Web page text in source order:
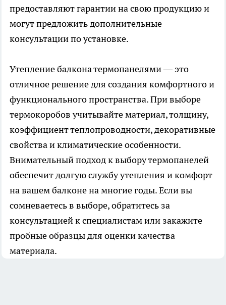
предоставляют гарантии на свою продукцию и
могут предложить дополнительные
консультации по установке.
Утепление балкона термопанелями — это
отличное решение для создания комфортного и
функционального пространства. При выборе
термокоробовучитывайте материал, толщину,
коэффициент теплопроводности, декоративные
свойства и климатические особенности.
Внимательный подход к выбору термопанелей
обеспечит долгую службу утепления и комфорт
на вашем балконе на многие годы. Если вы
сомневаетесь в выборе, обратитесь за
консультацией к специалистам или закажите
пробные образцы для оценки качества
материала.